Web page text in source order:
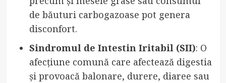
de băuturi carbogazoase pot genera
disconfort.
Sindromul de Intestin Iritabil (SII): O
afecțiune comună care afectează digestia
și provoacă balonare, durere, diaree sau